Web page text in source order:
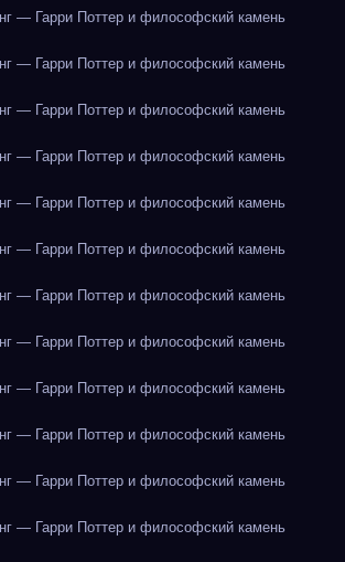
— Гарри Поттер и философский камень
— Гарри Поттер и философский камень
— Гарри Поттер и философский камень
— Гарри Поттер и философский камень
— Гарри Поттер и философский камень
— Гарри Поттер и философский камень
— Гарри Поттер и философский камень
— Гарри Поттер и философский камень
— Гарри Поттер и философский камень
— Гарри Поттер и философский камень
— Гарри Поттер и философский камень
— Гарри Поттер и философский камень